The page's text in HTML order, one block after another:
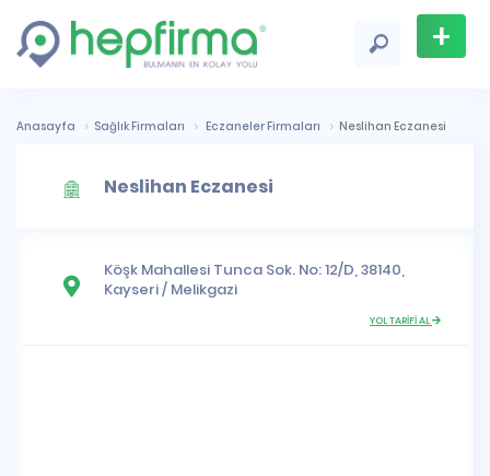
+
Ekle
Anasayfa Sağlık Firmaları Eczaneler Firmaları Neslihan Eczanesi
Neslihan Eczanesi
Köşk Mahallesi Tunca Sok. No: 12/D, 38140,
Kayseri/ Melikgazi
YOL TARİFİ AL